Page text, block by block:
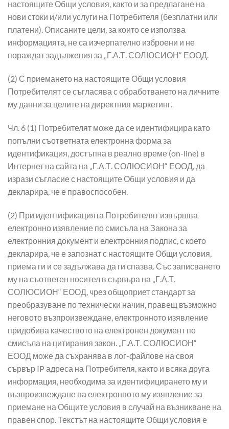
настоящите Общи условия, както и за предлагане на
нови стоки и/или услуги на Потребителя (безплатни или
платени). Описаните цели, за които се използва
информацията, не са изчерпателно изброени и не
пораждат задължения за „Г.А.Т. СОЛЮСИОН“ ЕООД.
(2) С приемането на настоящите Общи условия
Потребителят се съгласява с обработването на личните
му данни за целите на директния маркетинг.
Чл. 6 (1) Потребителят може да се идентифицира като
попълни съответната електронна форма за
идентификация, достъпна в реално време (on-line) в
Интернет на сайта на „Г.А.Т. СОЛЮСИОН“ ЕООД, да
изрази съгласие с настоящите Общи условия и да
декларира, че е правоспособен.
(2) При идентификацията Потребителят извършва
електронно изявление по смисъла на Закона за
електронния документ и електронния подпис, с което
декларира, че е запознат с настоящите Общи условия,
приема ги и се задължава да ги спазва. Със записването
му на съответен носител в сървъра на „Г.А.Т.
СОЛЮСИОН“ ЕООД, чрез общоприет стандарт за
преобразуване по технически начин, правещ възможно
неговото възпроизвеждане, електронното изявление
придобива качеството на електронен документ по
смисъла на цитирания закон. „Г.А.Т. СОЛЮСИОН“
ЕООД може да съхранява в лог-файлове на своя
сървър IP адреса на Потребителя, както и всяка друга
информация, необходима за идентифицирането му и
възпроизвеждане на електронното му изявление за
приемане на Общите условия в случай на възникване на
правен спор. Текстът на настоящите Общи условия е